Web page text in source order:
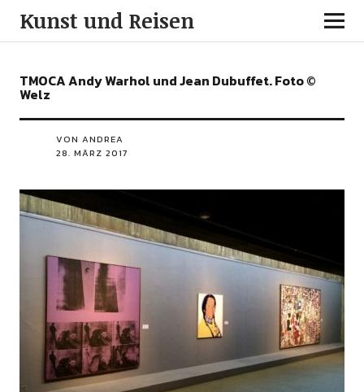
Kunst und Reisen
TMOCA Andy Warhol und Jean Dubuffet. Foto ©
Welz
VON ANDREA
28. MÄRZ 2017